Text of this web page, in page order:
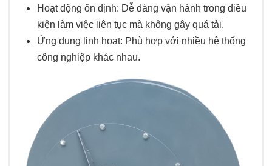
Hoạt động ổn định: Dễ dàng vận hành trong điều
kiện làm việc liên tục mà không gây quá tải.
Ứng dụng linh hoạt: Phù hợp với nhiều hệ thống
công nghiệp khác nhau.